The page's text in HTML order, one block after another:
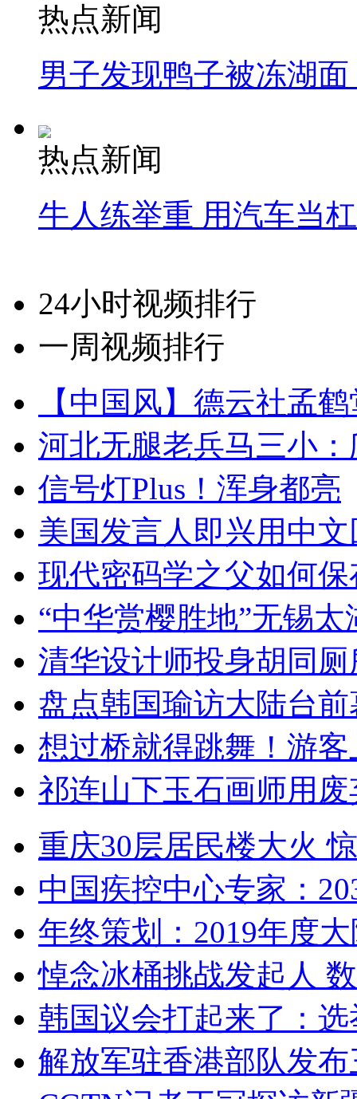
热点新闻
男子发现鸭子被冻湖
热点新闻
牛人练举重 用汽车当
24小时视频排行
一周视频排行
【中国风】德云社孟
河北无腿老兵马三小
信号灯Plus！浑身都亮
美国发言人即兴用中
现代密码学之父如何
“中华赏樱胜地”无锡
清华设计师投身胡同
盘点韩国瑜访大陆台
想过桥就得跳舞！游客
祁连山下玉石画师用
重庆30层居民楼大火
中国疾控中心专家：
年终策划：2019年度
悼念冰桶挑战发起人
韩国议会打起来了：
解放军驻香港部队发